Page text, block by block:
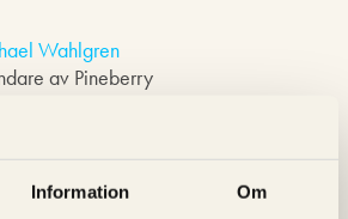
Information Om
Wahlgren
av Pineberry